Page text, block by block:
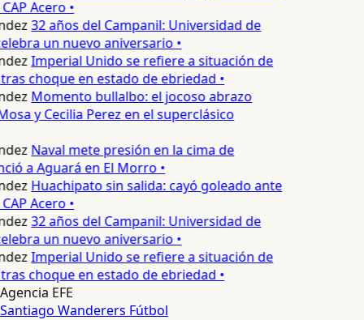
Acero •
32 años del Campanil: Universidad de
un nuevo aniversario •
Imperial Unido se refiere a situación de
choque en estado de ebriedad •
Momento bullalbo: el jocoso abrazo
y Cecilia Perez en el superclásico
Naval mete presión en la cima de
a Aguará en El Morro •
Huachipato sin salida: cayó goleado ante
Acero •
32 años del Campanil: Universidad de
un nuevo aniversario •
Imperial Unido se refiere a situación de
choque en estado de ebriedad •
Agencia EFE
Santiago Wanderers Fútbol